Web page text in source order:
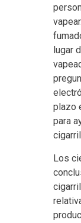
lugar
plazo
para
Los